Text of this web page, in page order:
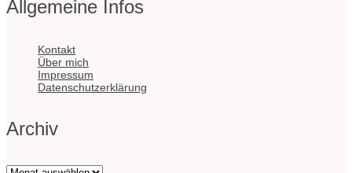
Allgemeine Infos
Kontakt
Über mich
Impressum
Datenschutzerklärung
Archiv